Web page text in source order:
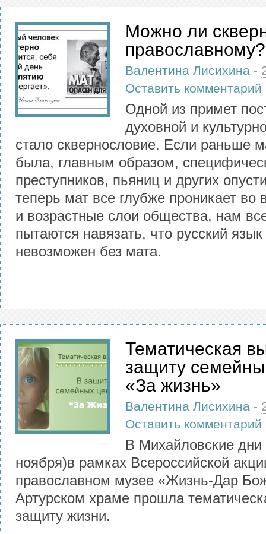
Можно ли
православному?
Валентина Лисихина -
Оставить комментарий
Одной из примет
духовной и
стало сквернословие. Если раньше
была, главным образом,
преступников, пьяниц и других
теперь мат все глубже проникает во
и возрастные слои общества, нам
пытаются навязать, что русский
невозможен без мата.
Тематическая
защиту
«За жизнь»
Валентина Лисихина -
Оставить комментарий
В Михайловские дни
ноября)в рамках Всероссийской
православном музее «Жизнь-Дар
Артурском храме прошла
защиту жизни.